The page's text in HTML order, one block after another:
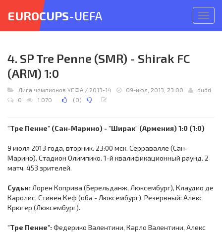
меню
EUROCUPS-UEFA
4. SP Tre Penne (SMR) - Shirak FC
(ARM) 1:0
Лига чемпионов УЕФА / 2013-14 09-июл, 2013, 23:00
dudd
0
1 070 (0)
"Тре Пенне" (Сан-Марино) - "Ширак" (Армения) 1:0 (1:0)
9 июля 2013 года, вторник. 23:00 мск. Серравалле (Сан-
Марино). Стадион Олимпико. 1-й квалификационный раунд. 2
матч. 453 зрителей.
Судьи: Лорен Коприва (Берельданж, Люксембург), Клаудио де
Каролис, Стивен Кеф (оба - Люксембург). Резервный: Алекс
Крюгер (Люксембург).
"Тре Пенне": Федерико Валентини, Карло Валентини, Алекс